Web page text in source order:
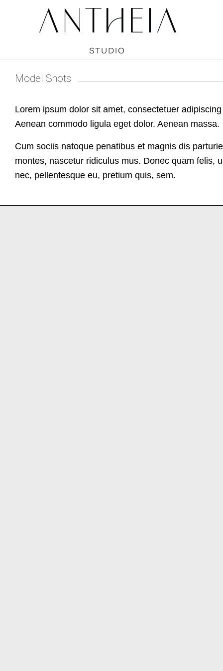
Model Shots
Lorem ipsum dolor sit amet, consectetuer adipiscing
Aenean commodo ligula eget dolor. Aenean massa.
Cum sociis natoque penatibus et magnis dis
montes, nascetur ridiculus mus. Donec quam felis,
nec, pellentesque eu, pretium quis, sem.